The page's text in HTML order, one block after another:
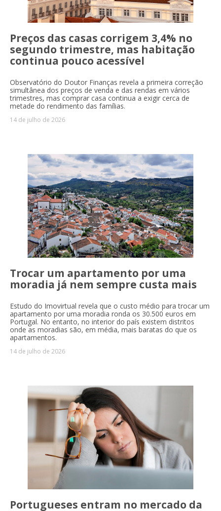
Preços das casas corrigem 3,4% no
segundo trimestre, mas habitação
continua pouco acessível
Observatório do Doutor Finanças revela a primeira correção
simultânea dos preços de venda e das rendas em vários
trimestres, mas comprar casa continua a exigir cerca de
metade do rendimento das famílias.
14 de julho de 2026
Trocar um apartamento por uma
moradia já nem sempre custa mais
Estudo do Imovirtual revela que o custo médio para trocar um
apartamento por uma moradia ronda os 30.500 euros em
Portugal. No entanto, no interior do país existem distritos
onde as moradias são, em média, mais baratas do que os
apartamentos.
14 de julho de 2026
Portugueses entram no mercado da